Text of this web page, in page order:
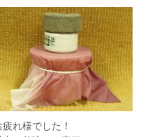
疲れ様でした！